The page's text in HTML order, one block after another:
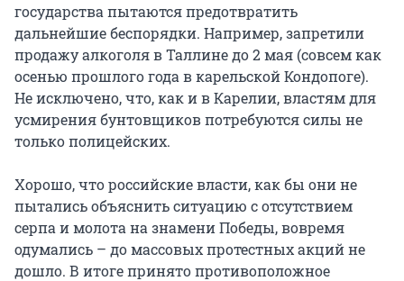
государства пытаются предотвратить
дальнейшие беспорядки. Например, запретили
продажу алкоголя в Таллине до 2 мая (совсем как
осенью прошлого года в карельской Кондопоге).
Не исключено, что, как и в Карелии, властям для
усмирения бунтовщиков потребуются силы не
только полицейских.
Хорошо, что российские власти, как бы они не
пытались объяснить ситуацию с отсутствием
серпа и молота на знамени Победы, вовремя
одумались – до массовых протестных акций не
дошло. В итоге принято противоположное